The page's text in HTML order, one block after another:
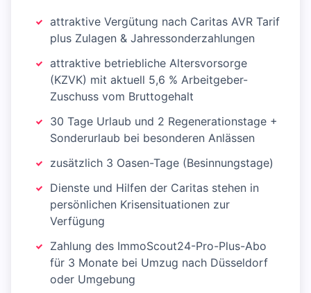
attraktive Vergütung nach Caritas AVR Tarif
plus Zulagen & Jahressonderzahlungen
attraktive betriebliche Altersvorsorge
(KZVK) mit aktuell 5,6 % Arbeitgeber-
Zuschuss vom Bruttogehalt
30 Tage Urlaub und 2 Regenerationstage +
Sonderurlaub bei besonderen Anlässen
zusätzlich 3 Oasen-Tage (Besinnungstage)
Dienste und Hilfen der Caritas stehen in
persönlichen Krisensituationen zur
Verfügung
Zahlung des ImmoScout24-Pro-Plus-Abo
für 3 Monate bei Umzug nach Düsseldorf
oder Umgebung